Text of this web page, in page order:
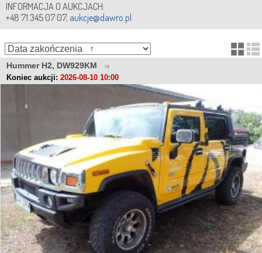
INFORMACJA O AUKCJACH:
+48 71 345 07 07, aukcje@dawro.pl
Hummer H2, DW929KM
Koniec aukcji: 2026-08-10 10:00